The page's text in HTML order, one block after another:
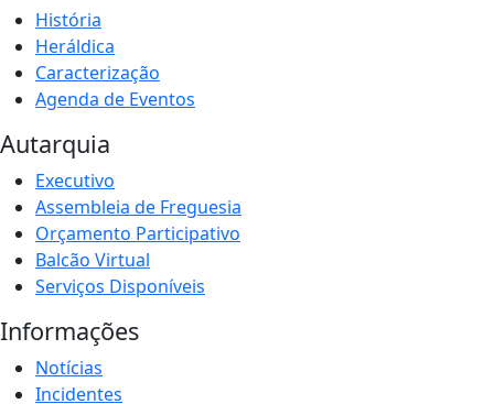
História
Heráldica
Caracterização
Agenda de Eventos
Autarquia
Executivo
Assembleia de Freguesia
Orçamento Participativo
Balcão Virtual
Serviços Disponíveis
Informações
Notícias
Incidentes